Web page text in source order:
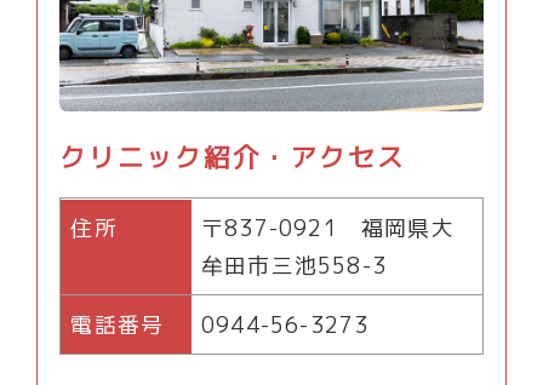
クリニック紹介・アクセス
住所
〒837-0921 福岡県大
牟田市三池558-3
電話番号
0944-56-3273